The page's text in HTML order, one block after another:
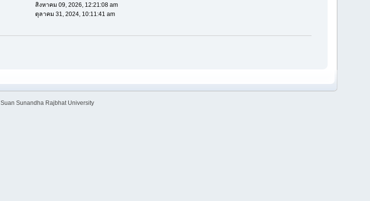
สิงหาคม 09, 2026, 12:21:08 am
ตุลาคม 31, 2024, 10:11:41 am
Suan Sunandha Rajbhat University